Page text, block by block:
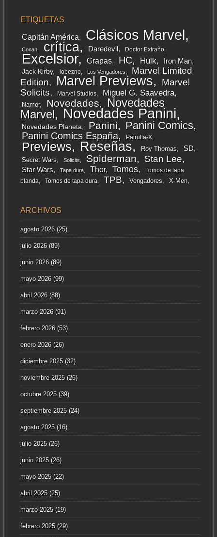
ETIQUETAS
Capitán América Clásicos Marvel
Conan crítica Daredevil Doctor Extraño
Excelsior Grapas HC Hulk Iron Man
Jack Kirby lobezno Los Vengadores
Marvel Limited
Edition
Marvel Previews
Marvel
Solicits
Marvel Studios Miguel G. Saavedra
Namor Novedades
Novedades
Marvel
Novedades Panini
Novedades Planeta Panini Panini Comics
Panini Comics España Patrulla-X
Previews Reseñas Roy Thomas SD
Secret Wars Solicits Spiderman Stan Lee
Star Wars Tapa dura Thor Tomos
Tomos de tapa
blanda
Tomos de tapa dura TPB Vengadores X-Men
ARCHIVOS
agosto 2026(25)
julio 2026(89)
junio 2026(89)
mayo 2026(99)
abril 2026(88)
marzo 2026(91)
febrero 2026(53)
enero 2026(26)
diciembre 2025(32)
noviembre 2025(26)
octubre 2025(39)
septiembre 2025(24)
agosto 2025(16)
julio 2025(26)
junio 2025(26)
mayo 2025(22)
abril 2025(25)
marzo 2025(19)
febrero 2025(29)